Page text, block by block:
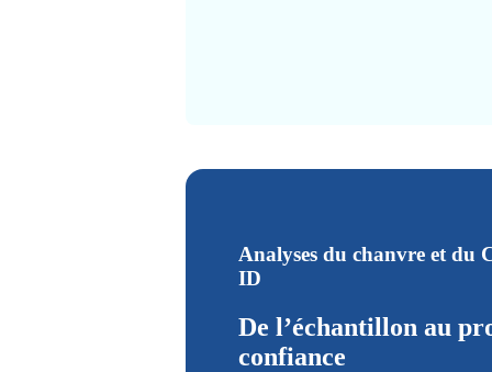
Analyses du chanvre et du
ID
De l’échantillon au
confiance